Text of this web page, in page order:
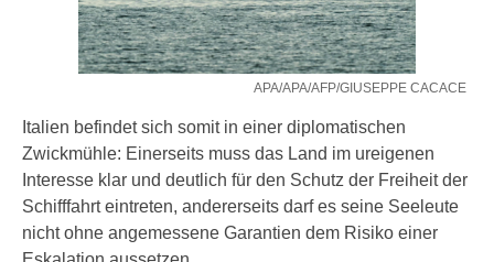
APA/APA/AFP/GIUSEPPE CACACE
Italien befindet sich somit in einer diplomatischen
Zwickmühle: Einerseits muss das Land im ureigenen
Interesse klar und deutlich für den Schutz der Freiheit der
Schifffahrt eintreten, andererseits darf es seine Seeleute
nicht ohne angemessene Garantien dem Risiko einer